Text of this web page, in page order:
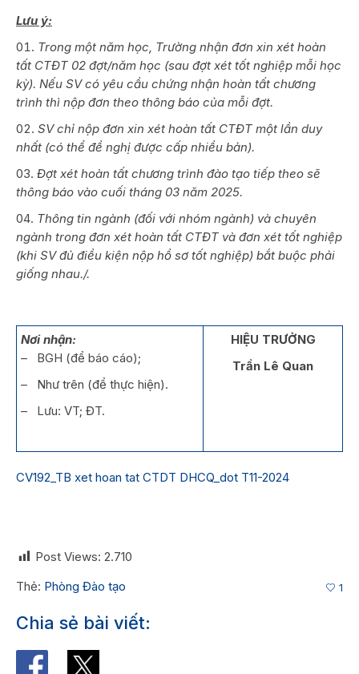
Lưu ý:
Trong một năm học, Trường nhận đơn xin xét hoàn
tất CTĐT 02 đợt/năm học (sau đợt xét tốt nghiệp mỗi học
kỳ). Nếu SV có yêu cầu chứng nhận hoàn tất chương
trình thì nộp đơn theo thông báo của mỗi đợt.
SV chỉ nộp đơn xin xét hoàn tất CTĐT một lần duy
nhất (có thể đề nghị được cấp nhiều bản).
Đợt xét hoàn tất chương trình đào tạo tiếp theo sẽ
thông báo vào cuối tháng 03 năm 2025.
Thông tin ngành (đối với nhóm ngành) và chuyên
ngành trong đơn xét hoàn tất CTĐT và đơn xét tốt nghiệp
(khi SV đủ điều kiện nộp hồ sơ tốt nghiệp) bắt buộc phải
giống nhau./.
Nơi nhận:
– BGH (để báo cáo);
– Như trên (để thực hiện).
– Lưu: VT; ĐT.
HIỆU TRƯỞNG
Trần Lê Quan
CV192_TB xet hoan tat CTDT DHCQ_dot T11-2024
Post Views: 2.710
Thẻ: Phòng Đào tạo 1
Chia sẻ bài viết: